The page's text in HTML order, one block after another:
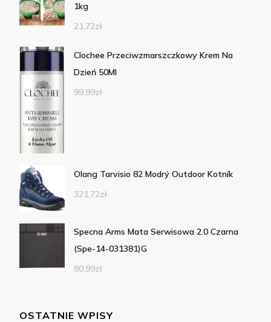
1kg
21,72zł
Clochee Przeciwzmarszczkowy Krem Na
Dzień 50Ml
99,99zł
Olang Tarvisio 82 Modrý Outdoor Kotník
321,72zł
Specna Arms Mata Serwisowa 2.0 Czarna
(Spe-14-031381)G
80,99zł
OSTATNIE WPISY